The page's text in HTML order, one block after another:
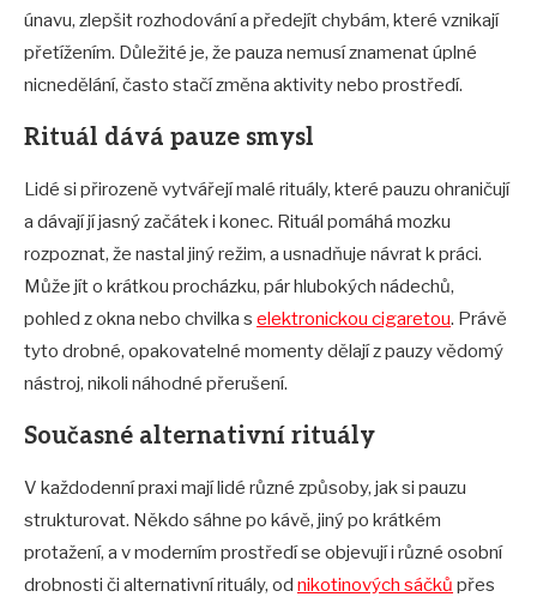
únavu, zlepšit rozhodování a předejít chybám, které vznikají
přetížením. Důležité je, že pauza nemusí znamenat úplné
nicnedělání, často stačí změna aktivity nebo prostředí.
Rituál dává pauze smysl
Lidé si přirozeně vytvářejí malé rituály, které pauzu ohraničují
a dávají jí jasný začátek i konec. Rituál pomáhá mozku
rozpoznat, že nastal jiný režim, a usnadňuje návrat k práci.
Může jít o krátkou procházku, pár hlubokých nádechů,
pohled z okna nebo chvilka s elektronickou cigaretou. Právě
tyto drobné, opakovatelné momenty dělají z pauzy vědomý
nástroj, nikoli náhodné přerušení.
Současné alternativní rituály
V každodenní praxi mají lidé různé způsoby, jak si pauzu
strukturovat. Někdo sáhne po kávě, jiný po krátkém
protažení, a v moderním prostředí se objevují i různé osobní
drobnosti či alternativní rituály, od nikotinových sáčků přes